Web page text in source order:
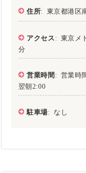
住所: 東京都港区
アクセス : 東京メ
分
営業時間 : 営業時
翌朝2:00
駐車場: なし